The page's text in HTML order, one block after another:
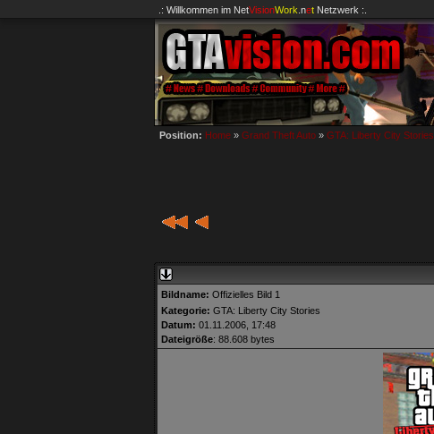
.: Willkommen im NetVisionWork .net Netzwerk :.
Position: Home » Grand Theft Auto » GTA: Liberty City Stories
Bildname: Offizielles Bild 1
Kategorie: GTA: Liberty City Stories
Datum: 01.11.2006, 17:48
Dateigröße: 88.608 bytes